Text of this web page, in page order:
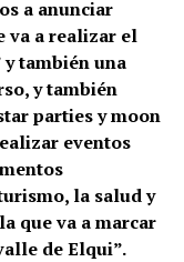
a anunciar
va a realizar el
también una
y también
parties y moon
eventos
la salud y
que va a marcar
de Elqui”.